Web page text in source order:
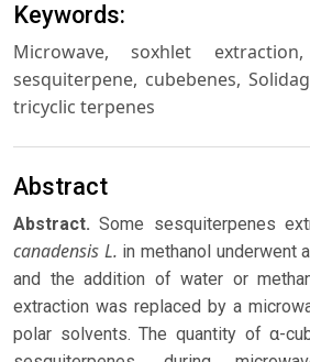
Keywords:
Microwave, soxhlet
sesquiterpene, cubebenes,
tricyclic terpenes
Abstract
Abstract. Some sesquiterpenes
canadensis L. in methanol underwent
and the addition of water or
extraction was replaced by a
polar solvents. The quantity of α-